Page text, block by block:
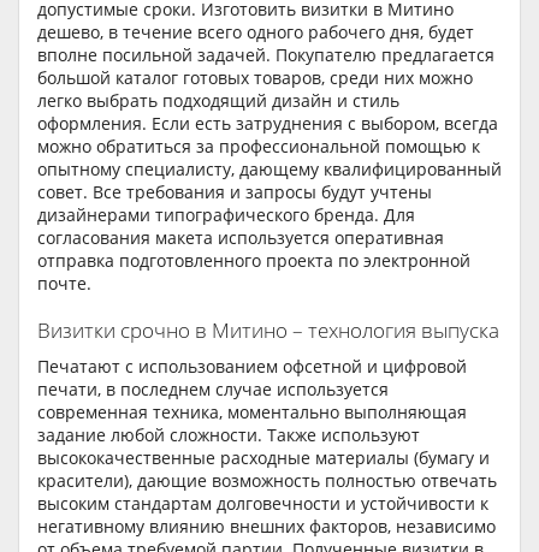
допустимые сроки. Изготовить визитки в Митино
дешево, в течение всего одного рабочего дня, будет
вполне посильной задачей. Покупателю предлагается
большой каталог готовых товаров, среди них можно
легко выбрать подходящий дизайн и стиль
оформления. Если есть затруднения с выбором, всегда
можно обратиться за профессиональной помощью к
опытному специалисту, дающему квалифицированный
совет. Все требования и запросы будут учтены
дизайнерами типографического бренда. Для
согласования макета используется оперативная
отправка подготовленного проекта по электронной
почте.
Визитки срочно в Митино – технология выпуска
Печатают с использованием офсетной и цифровой
печати, в последнем случае используется
современная техника, моментально выполняющая
задание любой сложности. Также используют
высококачественные расходные материалы (бумагу и
красители), дающие возможность полностью отвечать
высоким стандартам долговечности и устойчивости к
негативному влиянию внешних факторов, независимо